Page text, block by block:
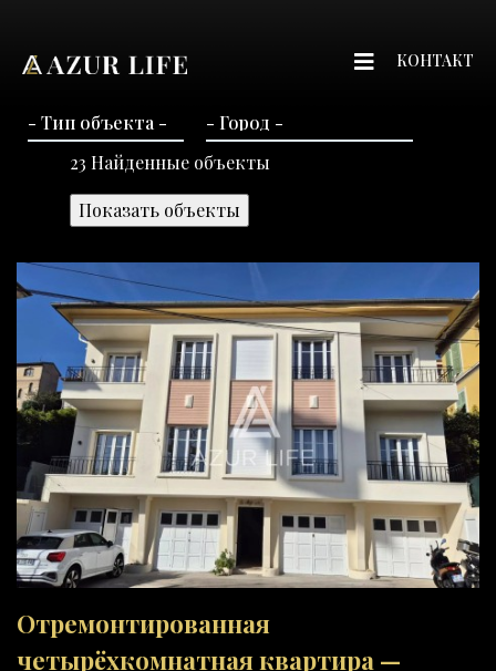
КОНТАКТ
23 Найденные объекты
Отремонтированная
четырёхкомнатная квартира —